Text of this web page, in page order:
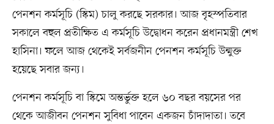
পেনশন কর্মসূচি (স্কিম) চালু করছে সরকার। আজ বৃহস্পতিবার
সকালে বহুল প্রতীক্ষিত এ কর্মসূচি উদ্বোধন করেন প্রধানমন্ত্রী শেখ
হাসিনা। ফলে আজ থেকেই সর্বজনীন পেনশন কর্মসূচি উন্মুক্ত
হয়েছে সবার জন্য।
পেনশন কর্মসূচি বা স্কিমে অন্তর্ভুক্ত হলে ৬০ বছর বয়সের পর
থেকে আজীবন পেনশন সুবিধা পাবেন একজন চাঁদাদাতা। তবে